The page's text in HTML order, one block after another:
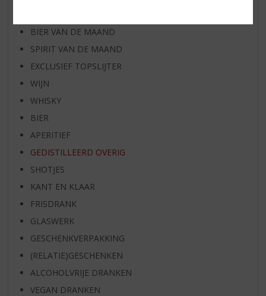
BIER VAN DE MAAND
SPIRIT VAN DE MAAND
EXCLUSIEF TOPSLIJTER
WIJN
WHISKY
BIER
APERITIEF
GEDISTILLEERD OVERIG
SHOTJES
KANT EN KLAAR
FRISDRANK
GLASWERK
GESCHENKVERPAKKING
(RELATIE)GESCHENKEN
ALCOHOLVRIJE DRANKEN
VEGAN DRANKEN